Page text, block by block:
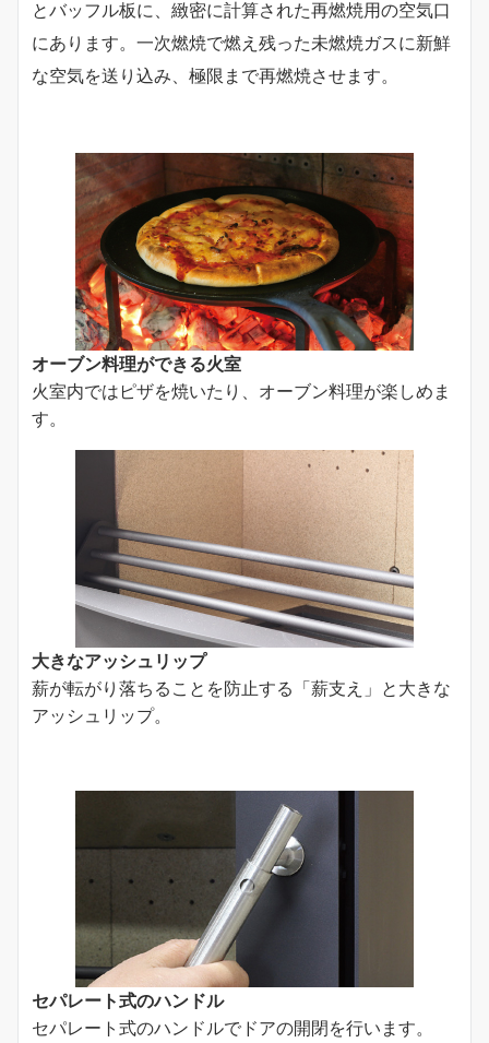
とバッフル板に、緻密に計算された再燃焼用の空気口
にあります。一次燃焼で燃え残った未燃焼ガスに新鮮
な空気を送り込み、極限まで再燃焼させます。
オーブン料理ができる火室
火室内ではピザを焼いたり、オーブン料理が楽しめま
す。
大きなアッシュリップ
薪が転がり落ちることを防止する「薪支え」と大きな
アッシュリップ。
セパレート式のハンドル
セパレート式のハンドルでドアの開閉を行います。